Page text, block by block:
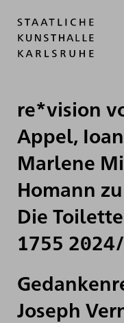
re*vision
Appel,
Marlene
Homann
Die
1755
Joseph